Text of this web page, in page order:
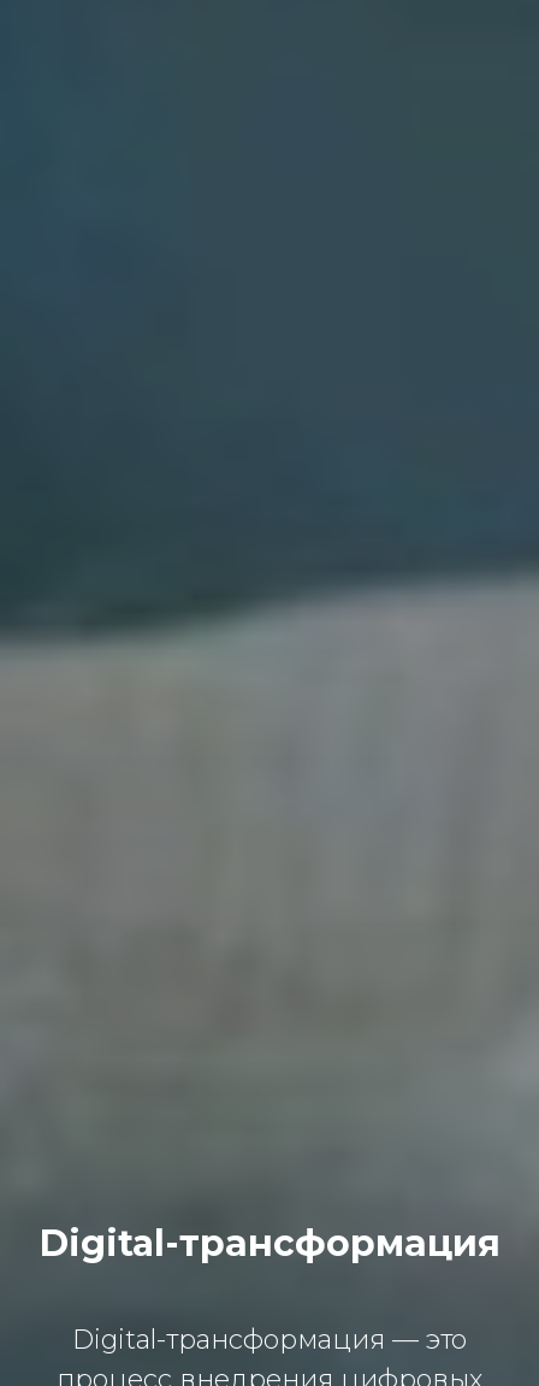
Digital-трансформация
Digital-трансформация — это
процесс внедрения цифровых